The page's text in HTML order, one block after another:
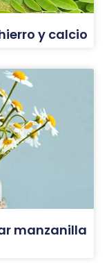
y calcio
manzanilla